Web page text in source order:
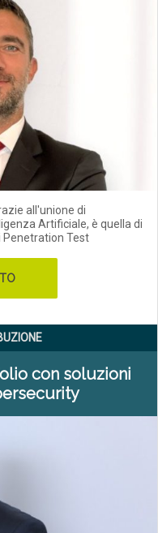
all'unione di
Artificiale, è quella di
Penetration Test
con soluzioni